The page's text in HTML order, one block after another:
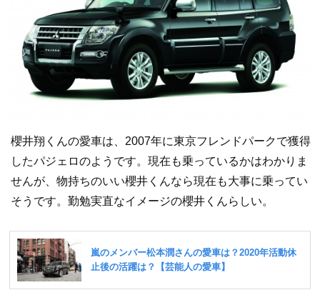
櫻井翔くんの愛車は、2007年に東京フレンドパークで獲得
したパジェロのようです。現在も乗っているかはわかりま
せんが、物持ちのいい櫻井くんなら現在も大事に乗ってい
そうです。勤勉実直なイメージの櫻井くんらしい。